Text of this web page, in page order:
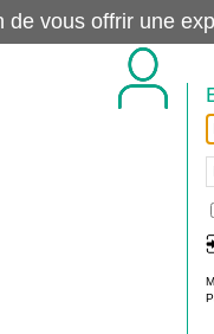
de vous offrir une